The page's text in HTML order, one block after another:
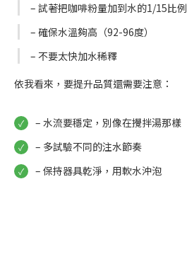
– 試著把咖啡粉量加到水的1/15比例
– 確保水溫夠高（92-96度）
– 不要太快加水稀釋
依我看來，要提升品質還需要注意：
– 水流要穩定，別像在攪拌湯那樣
– 多試驗不同的注水節奏
– 保持器具乾淨，用軟水沖泡